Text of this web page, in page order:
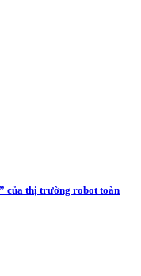
của thị trường robot toàn